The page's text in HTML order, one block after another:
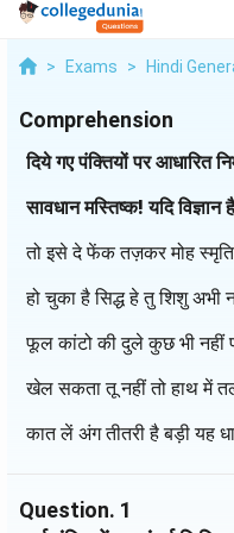
> Exams > Hindi
Comprehension
दिये गए पंक्तियों पर आधारित
सावधान मस्तिष्क! यदि विज्ञान
तो इसे दे फेंक तज़कर मोह
हो चुका है सिद्ध हे तु शिशु अभी
फूल कांटो की दुले कुछ भी नहीं
खेल सकता तू नहीं तो हाथ में
कात लें अंग तीतरी है बड़ी यह
Question. 1